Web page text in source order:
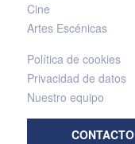
Cine
Artes Escénicas
Política de cookies
Privacidad de datos
Nuestro equipo
CONTACTO